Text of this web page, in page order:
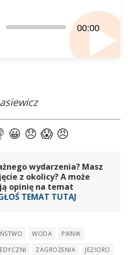
00:00
wydarzenia? Masz
z okolicy? A może
opinię na temat
TEMAT TUTAJ
WODA
PIKNIK
ZAGROŻENIA
JEZIORO